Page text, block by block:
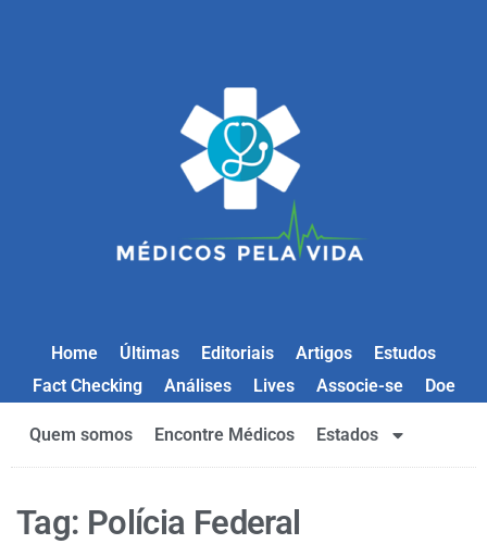
Home Últimas Editoriais Artigos
Estudos
Fact Checking
Análises Lives Associe-se Doe
Quem somos Encontre Médicos Estados
Tag: Polícia Federal